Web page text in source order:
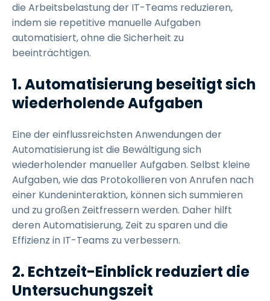
die Arbeitsbelastung der IT-Teams reduzieren,
indem sie repetitive manuelle Aufgaben
automatisiert, ohne die Sicherheit zu
beeinträchtigen.
1. Automatisierung beseitigt sich
wiederholende Aufgaben
Eine der einflussreichsten Anwendungen der
Automatisierung ist die Bewältigung sich
wiederholender manueller Aufgaben. Selbst kleine
Aufgaben, wie das Protokollieren von Anrufen nach
einer Kundeninteraktion, können sich summieren
und zu großen Zeitfressern werden. Daher hilft
deren Automatisierung, Zeit zu sparen und die
Effizienz in IT-Teams zu verbessern.
2. Echtzeit-Einblick reduziert die
Untersuchungszeit